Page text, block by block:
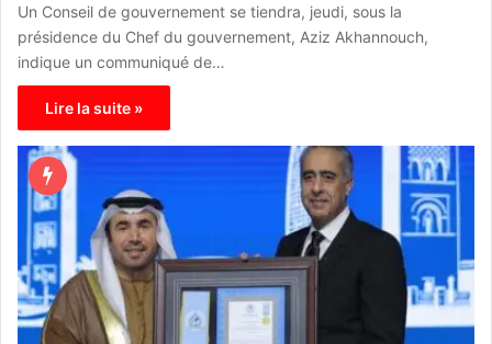
Un Conseil de gouvernement se tiendra, jeudi, sous la
présidence du Chef du gouvernement, Aziz Akhannouch,
indique un communiqué de…
Lire la suite »